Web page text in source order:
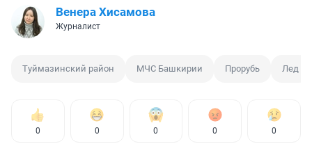
Венера Хисамова
Журналист
Туймазинский район МЧС Башкирии Прорубь Лед
0 0 0 0 0